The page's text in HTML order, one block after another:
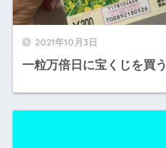
2021年10月3日
一粒万倍日に宝くじを買う